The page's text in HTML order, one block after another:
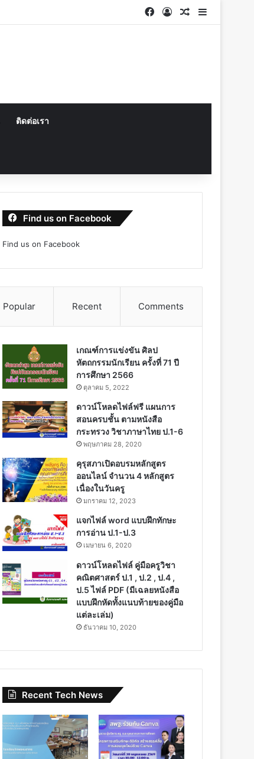
Facebook
Log InRandom
Sidebar
ติดต่อเรา
Find us on Facebook
Find us on Facebook
Popular Recent Comments
เกณฑ์การแข่งขัน ศิลป
หัตถกรรมนักเรียน ครั้งที่ 71 ปี
การศึกษา 2566
ตุลาคม 5, 2022
ดาวน์โหลดไฟล์ฟรี แผนการ
สอนครบชั้น ตามหนังสือ
กระทรวง วิชาภาษาไทย ป.1-6
พฤษภาคม 28, 2020
คุรุสภาเปิดอบรมหลักสูตร
ออนไลน์ จำนวน 4 หลักสูตร
เนื่องในวันครู
มกราคม 12, 2023
แจกไฟล์ word แบบฝึกทักษะ
การอ่าน ป.1-ป.3
เมษายน 6, 2020
ดาวน์โหลดไฟล์ คู่มือครูวิชา
คณิตศาสตร์ ป.1 , ป.2 , ป.4 ,
ป.5 ไฟล์ PDF (มีเฉลยหนังสือ
แบบฝึกหัดทั้งแนบท้ายของคู่มือ
แต่ละเล่ม)
ธันวาคม 10, 2020
Recent Tech News